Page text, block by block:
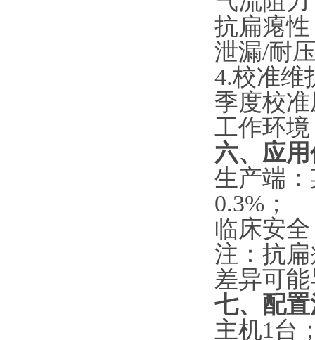
抗扁瘪
泄漏/耐
4.校准维
季度校
工作环
六、应
生产端‌
0.3%‌；
临床安
注：抗
差异可
七、配
主机1台